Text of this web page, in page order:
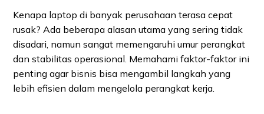
Kenapa laptop di banyak perusahaan terasa cepat
rusak? Ada beberapa alasan utama yang sering tidak
disadari, namun sangat memengaruhi umur perangkat
dan stabilitas operasional. Memahami faktor-faktor ini
penting agar bisnis bisa mengambil langkah yang
lebih efisien dalam mengelola perangkat kerja.